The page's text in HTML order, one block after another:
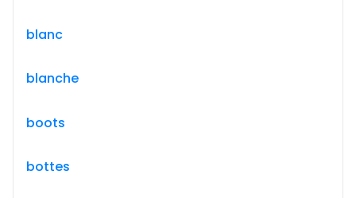
blanc
blanche
boots
bottes